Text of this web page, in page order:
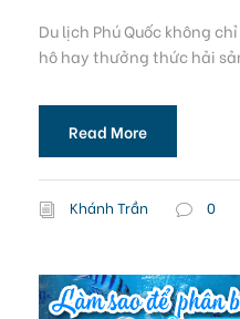
Du lịch Phú Quốc không
hô hay thưởng thức hải
Read More
Khánh Trần 0